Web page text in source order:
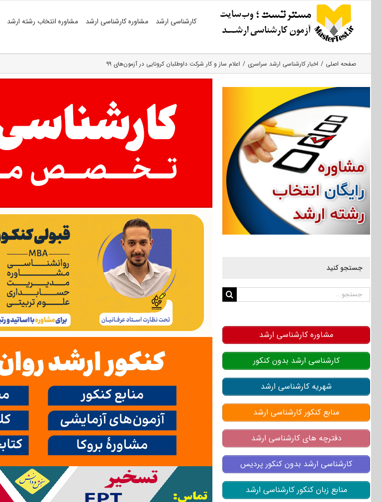
کارشناسی ارشد مشاوره کارشناسی ارشد مشاوره انتخاب رشته ارشد
صفحه اصلی اخبار کارشناسی ارشد سراسری اعلام ساز و کار شرکت داوطلبان کرونایی در آزمون‌های ۹۹
جستجو کنید
جستجو
مشاوره کارشناسی ارشد
کارشناسی ارشد بدون کنکور
شهریه کارشناسی ارشد
منابع کنکور کارشناسی ارشد
دفترچه های کارشناسی ارشد
کارشناسی ارشد بدون کنکور پردیس
منابع زبان کنکور کارشناسی ارشد